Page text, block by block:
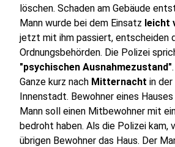
löschen. Schaden am Gebäude
Mann wurde bei dem Einsatz leicht
jetzt mit ihm passiert, entscheiden
Ordnungsbehörden. Die Polizei
"psychischen Ausnahmezustand"
Ganze kurz nach Mitternacht in der
Innenstadt. Bewohner eines
Mann soll einen Mitbewohner mit
bedroht haben. Als die Polizei kam,
übrigen Bewohner das Haus. Der